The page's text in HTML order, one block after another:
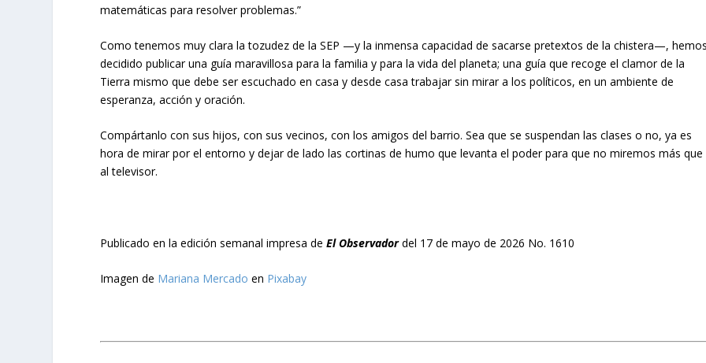
matemáticas para resolver problemas.”
Como tenemos muy clara la tozudez de la SEP —y la inmensa capacidad de sacarse pretextos de la chistera—,
decidido publicar una guía maravillosa para la familia y para la vida del planeta; una guía que recoge el clamor de la
Tierra mismo que debe ser escuchado en casa y desde casa trabajar sin mirar a los políticos, en un ambiente de
esperanza, acción y oración.
Compártanlo con sus hijos, con sus vecinos, con los amigos del barrio. Sea que se suspendan las clases o no, ya es
hora de mirar por el entorno y dejar de lado las cortinas de humo que levanta el poder para que no miremos más que
al televisor.
Publicado en la edición semanal impresa deEl Observadordel 17 de mayo de 2026 No. 1610
Imagen de Mariana Mercado en Pixabay